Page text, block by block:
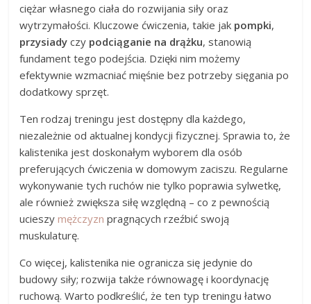
ciężar własnego ciała do rozwijania siły oraz
wytrzymałości. Kluczowe ćwiczenia, takie jak pompki,
przysiady czy podciąganie na drążku, stanowią
fundament tego podejścia. Dzięki nim możemy
efektywnie wzmacniać mięśnie bez potrzeby sięgania po
dodatkowy sprzęt.
Ten rodzaj treningu jest dostępny dla każdego,
niezależnie od aktualnej kondycji fizycznej. Sprawia to, że
kalistenika jest doskonałym wyborem dla osób
preferujących ćwiczenia w domowym zaciszu. Regularne
wykonywanie tych ruchów nie tylko poprawia sylwetkę,
ale również zwiększa siłę względną – co z pewnością
ucieszymężczyzn pragnących rzeźbić swoją
muskulaturę.
Co więcej, kalistenika nie ogranicza się jedynie do
budowy siły; rozwija także równowagę i koordynację
ruchową. Warto podkreślić, że ten typ treningu łatwo